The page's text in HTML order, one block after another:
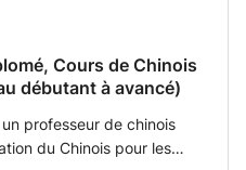
de chinois dans un
dans une école
les étudiants et
de la langue
Chinois
ages (niveau débutant à avancé)
du Chinois pour les